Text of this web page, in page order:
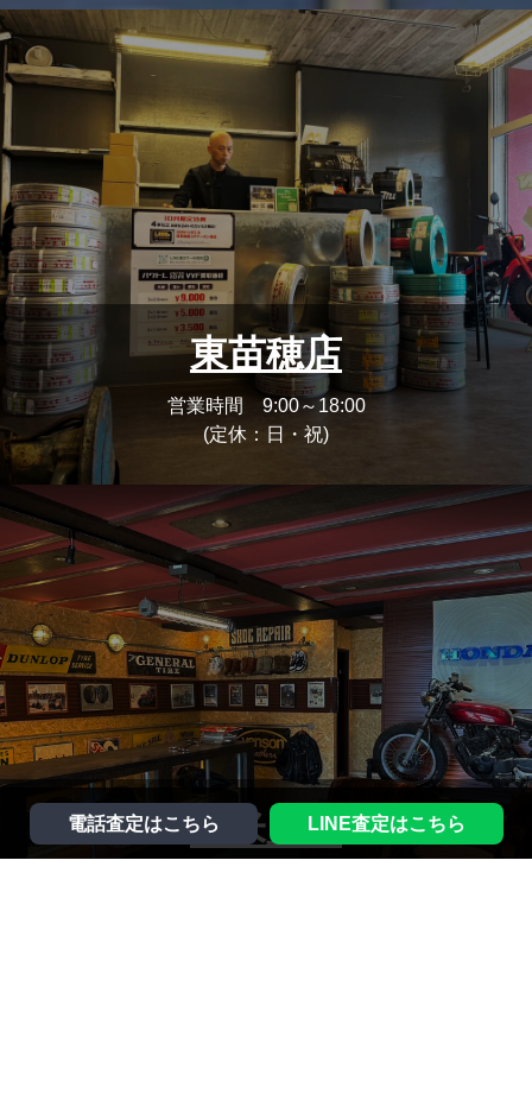
東苗穂店
営業時間 9:00～18:00
(定休：日・祝)
東米里店
電話査定はこちら LINE査定はこちら